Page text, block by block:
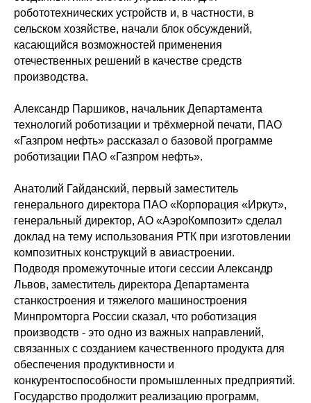
робототехнических устройств и, в частности, в
сельском хозяйстве, начали блок обсуждений,
касающийся возможностей применения
отечественных решений в качестве средств
производства.
Александр Паршиков, начальник Департамента
технологий роботизации и трёхмерной печати, ПАО
«Газпром нефть» рассказал о базовой программе
роботизации ПАО «Газпром нефть».
Анатолий Гайданский, первый заместитель
генерального директора ПАО «Корпорация «Иркут»,
генеральный директор, АО «АэроКомпозит» сделал
доклад на тему использования РТК при изготовлении
композитных конструкций в авиастроении.
Подводя промежуточные итоги сессии Александр
Львов, заместитель директора Департамента
станкостроения и тяжелого машиностроения
Минпромторга России сказал, что роботизация
производств - это одно из важных направлений,
связанных с созданием качественного продукта для
обеспечения продуктивности и
конкурентоспособности промышленных предприятий.
Государство продолжит реализацию программ,